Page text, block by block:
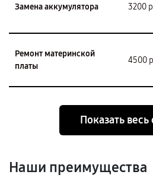
Замена аккумулятора 3200 р
Ремонт материнской
платы
4500 р
Показать весь
Наши преимущества